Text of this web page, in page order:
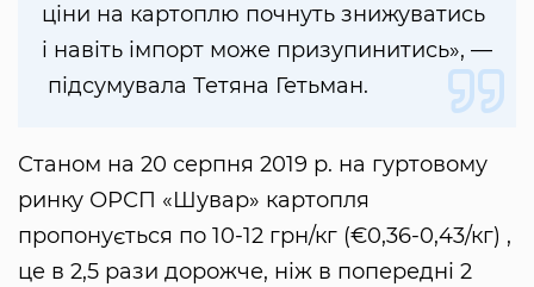
ціни на картоплю почнуть знижуватись
і навіть імпорт може призупинитись», —
підсумувала Тетяна Гетьман.
Станом на 20 серпня 2019 р. на гуртовому
ринку ОРСП «Шувар» картопля
пропонується по 10-12 грн/кг (€0,36-0,43/кг) ,
це в 2,5 рази дорожче, ніж в попередні 2